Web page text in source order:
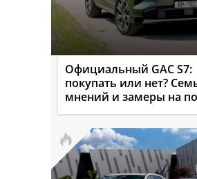
Официальный GAC S7:
покупать или нет?
мнений и замеры на